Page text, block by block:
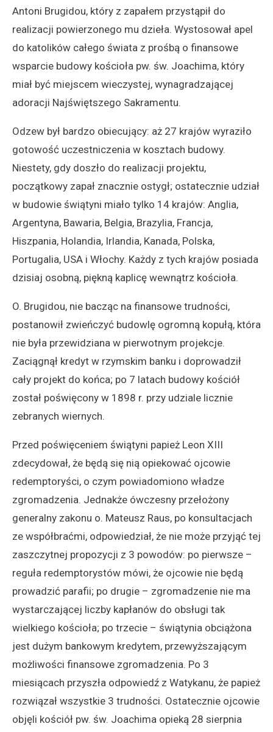
Antoni Brugidou, który z zapałem przystąpił do
realizacji powierzonego mu dzieła. Wystosował apel
do katolików całego świata z prośbą o finansowe
wsparcie budowy kościoła pw. św. Joachima, który
miał być miejscem wieczystej, wynagradzającej
adoracji Najświętszego Sakramentu.
Odzew był bardzo obiecujący: aż 27 krajów wyraziło
gotowość uczestniczenia w kosztach budowy.
Niestety, gdy doszło do realizacji projektu,
początkowy zapał znacznie ostygł; ostatecznie udział
w budowie świątyni miało tylko 14 krajów: Anglia,
Argentyna, Bawaria, Belgia, Brazylia, Francja,
Hiszpania, Holandia, Irlandia, Kanada, Polska,
Portugalia, USA i Włochy. Każdy z tych krajów posiada
dzisiaj osobną, piękną kaplicę wewnątrz kościoła.
O. Brugidou, nie bacząc na finansowe trudności,
postanowił zwieńczyć budowlę ogromną kopułą, która
nie była przewidziana w pierwotnym projekcje.
Zaciągnął kredyt w rzymskim banku i doprowadził
cały projekt do końca; po 7 latach budowy kościół
został poświęcony w 1898 r. przy udziale licznie
zebranych wiernych.
Przed poświęceniem świątyni papież Leon XIII
zdecydował, że będą się nią opiekować ojcowie
redemptoryści, o czym powiadomiono władze
zgromadzenia. Jednakże ówczesny przełożony
generalny zakonu o. Mateusz Raus, po konsultacjach
ze współbraćmi, odpowiedział, że nie może przyjąć tej
zaszczytnej propozycji z 3 powodów: po pierwsze –
reguła redemptorystów mówi, że ojcowie nie będą
prowadzić parafii; po drugie – zgromadzenie nie ma
wystarczającej liczby kapłanów do obsługi tak
wielkiego kościoła; po trzecie – świątynia obciążona
jest dużym bankowym kredytem, przewyższającym
możliwości finansowe zgromadzenia. Po 3
miesiącach przyszła odpowiedź z Watykanu, że papież
rozwiązał wszystkie 3 trudności. Ostatecznie ojcowie
objęli kościół pw. św. Joachima opieką 28 sierpnia